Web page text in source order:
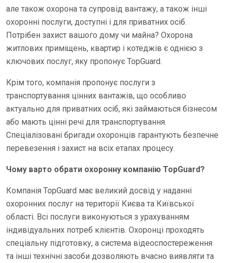
але також охорона та супровід вантажу, а також інші
охоронні послуги, доступні і для приватних осіб.
Потрібен захист вашого дому чи майна? Охорона
житлових приміщень, квартир і котеджів є однією з
ключових послуг, яку пропонує TopGuard.
Крім того, компанія пропонує послуги з
транспортування цінних вантажів, що особливо
актуально для приватних осіб, які займаються бізнесом
або мають цінні речі для транспортування.
Спеціалізовані бригади охоронців гарантують безпечне
перевезення і захист на всіх етапах процесу.
Чому варто обрати охоронну компанію TopGuard?
Компанія TopGuard має великий досвід у наданні
охоронних послуг на території Києва та Київської
області. Всі послуги виконуються з урахуванням
індивідуальних потреб клієнтів. Охоронці проходять
спеціальну підготовку, а система відеоспостереження
та інші технічні засоби дозволяють вчасно виявляти та